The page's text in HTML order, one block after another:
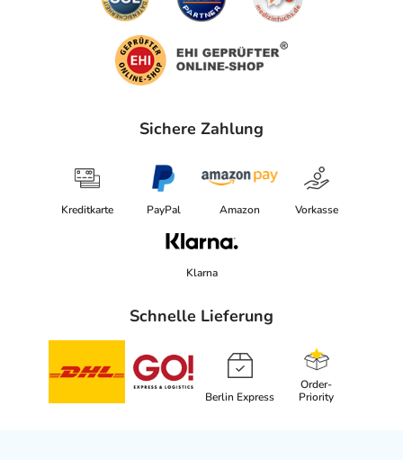
Sichere Zahlung
Kreditkarte PayPal Amazon Vorkasse
Klarna
Schnelle Lieferung
Berlin Express
Order-
Priority